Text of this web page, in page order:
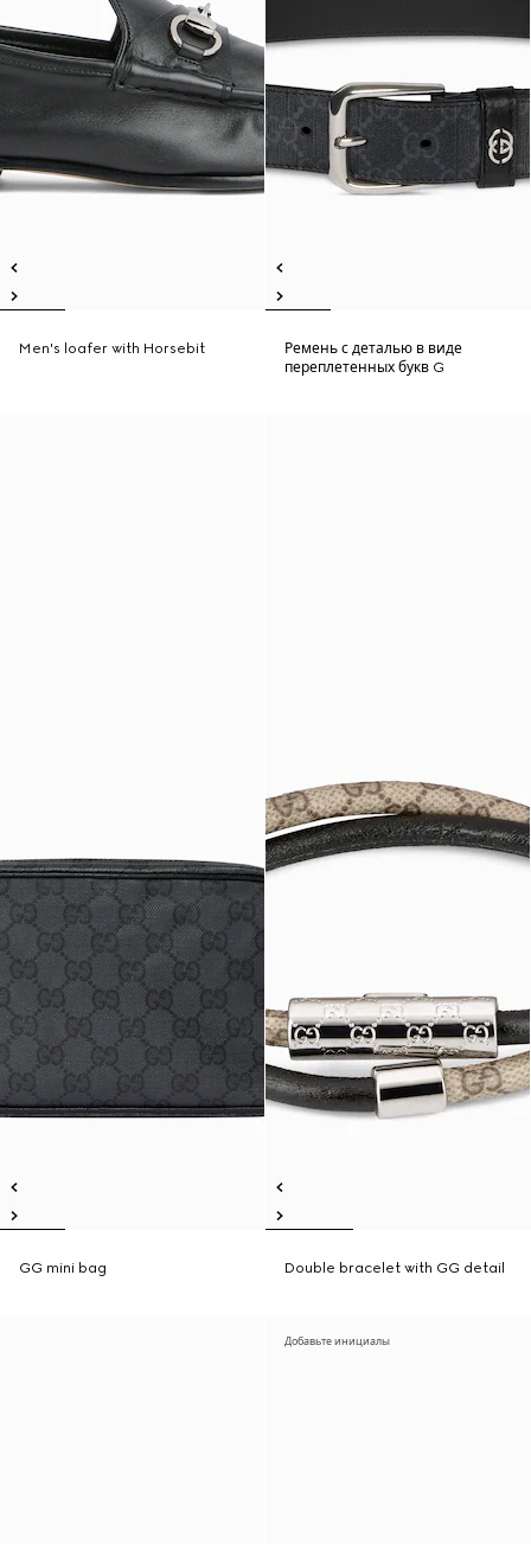
Men's loafer with Horsebit
Ремень с деталью в виде
переплетенных букв G
GG mini bag Double bracelet with GG detail
Добавьте инициалы